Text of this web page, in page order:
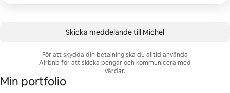
Skicka meddelande till Michel
För att skydda din betalning ska du alltid använda
Airbnb för att skicka pengar och kommunicera med
värdar.
Min portfolio